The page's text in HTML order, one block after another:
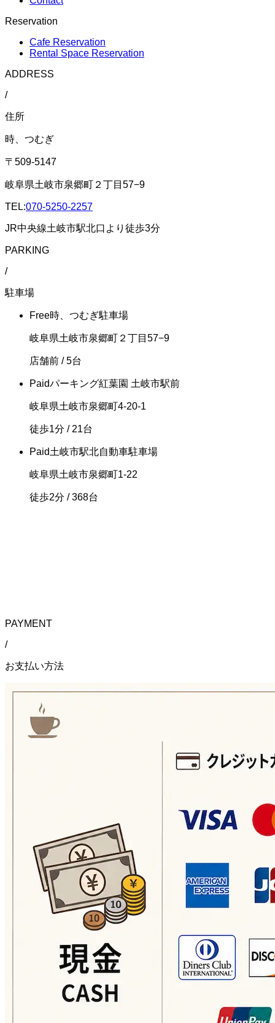
Reservation
Cafe Reservation
Rental Space Reservation
ADDRESS
/
住所
時、つむぎ
〒509-5147
岐阜県土岐市泉郷町２丁目57−9
TEL:070-5250-2257
JR中央線土岐市駅北口より徒歩3分
PARKING
/
駐車場
Free時、つむぎ駐車場
岐阜県土岐市泉郷町２丁目57−9
店舗前 / 5台
Paidパーキング紅葉園 土岐市駅前
岐阜県土岐市泉郷町4-20-1
徒歩1分 / 21台
Paid土岐市駅北自動車駐車場
岐阜県土岐市泉郷町1-22
徒歩2分 / 368台
PAYMENT
/
お支払い方法